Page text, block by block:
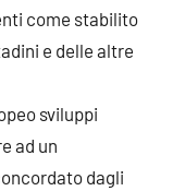
come stabilito
e delle altre
sviluppi
ad un
dagli